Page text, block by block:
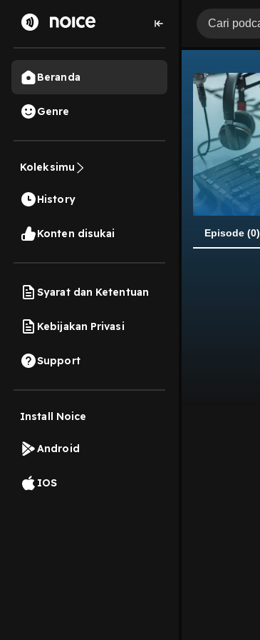
Beranda
Genre
Koleksimu
History
Konten disukai
Syarat dan Ketentuan
Kebijakan Privasi
Support
Install Noice
Android
IOS
Episode (0)